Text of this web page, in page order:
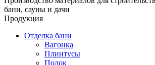
бани, сауны и дачи
Продукция
Отделка бани
Вагонка
Плинтусы
Полок